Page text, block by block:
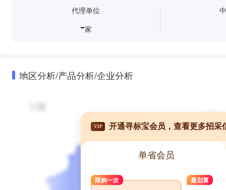
代理单位
-家
地区分析/产品分析/企业分析
VIP 开通寻标宝会员，查看更多招采
单省会员
限购一次 最划算